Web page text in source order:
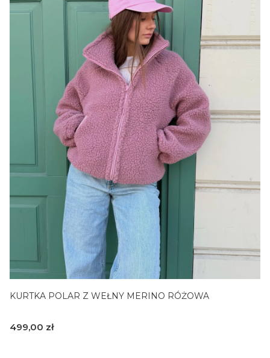
KURTKA POLAR Z WEŁNY MERINO RÓŻOWA
Cena
499,00 zł